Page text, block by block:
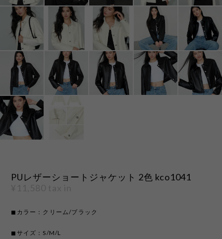
PUレザーショートジャケット 2色 kco1041
◼︎カラー：クリーム/ブラック
◼︎サイズ：S/M/L